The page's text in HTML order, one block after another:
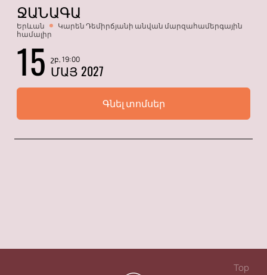
ՋԱՆԱԳԱ
Երևան
Կարեն Դեմիրճյանի անվան մարզահամերգային
համալիր
15 շբ, 19:00
ՄԱՅ 2027
Գնել տոմսեր
Top